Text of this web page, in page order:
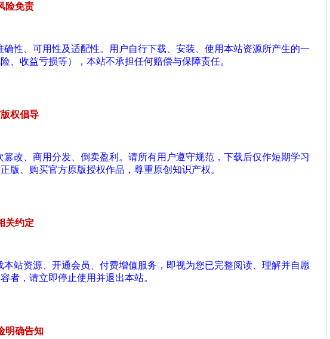
险免责
性、可用性及适配性。用户自行下载、安装、使用本站资源所产生的一
、收益亏损等），本站不承担任何赔偿与保障责任。
权倡导
改、商用分发、倒卖盈利。请所有用户遵守规范，下载后仅作短期学习
版、购买官方原版授权作品，尊重原创知识产权。
关约定
站资源、开通会员、付费增值服务，即视为您已完整阅读、理解并自愿
者，请立即停止使用并退出本站。
明确告知